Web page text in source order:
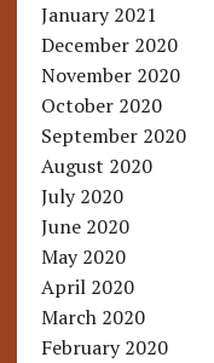
January 2021
December 2020
November 2020
October 2020
September 2020
August 2020
July 2020
June 2020
May 2020
April 2020
March 2020
February 2020